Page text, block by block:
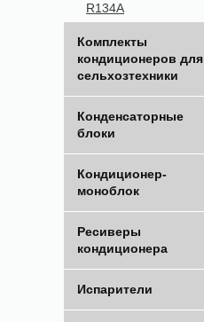
R134A
Комплекты
кондиционеров для
сельхозтехники
Конденсаторные
блоки
Кондиционер-
моноблок
Ресиверы
кондиционера
Испарители